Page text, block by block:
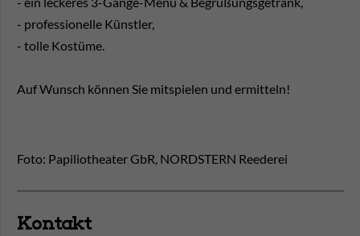
- professionelle Künstler,
- tolle Kostüme.
Auf Wunsch können Sie mitspielen und ermitteln!
Foto: Papiliotheater GbR, NORDSTERN Reederei
Kontakt